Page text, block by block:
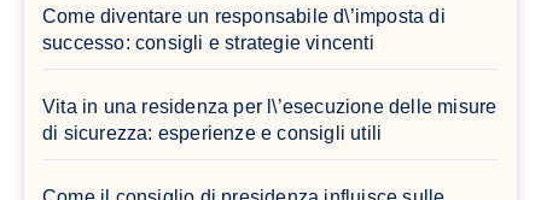
Come diventare un responsabile d\’imposta di
successo: consigli e strategie vincenti
Vita in una residenza per l\’esecuzione delle misure
di sicurezza: esperienze e consigli utili